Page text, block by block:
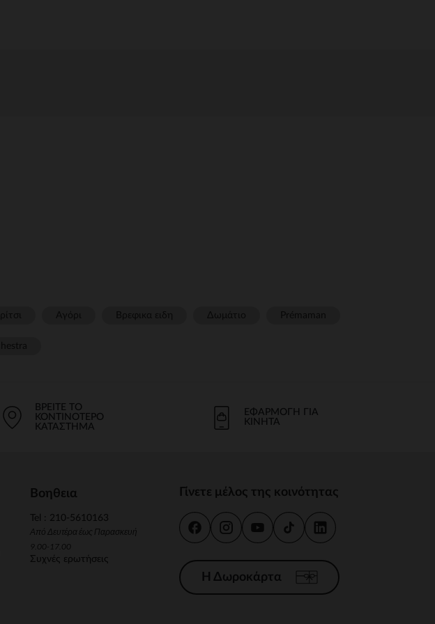
ΒΡΕΊΤΕ ΤΟ
ΚΟΝΤΙΝΌΤΕΡΟ
ΚΑΤΆΣΤΗΜΑ
ΕΦΑΡΜΟΓΉ ΓΙΑ
ΚΙΝΗΤΆ
Βοηθεια
Tel : 210-5610163
Από Δευτέρα έως Παρασκευή
9.00-17.00
Συχνές ερωτήσεις
Γίνετε μέλος της κοινότητας
Η Δωροκάρτα